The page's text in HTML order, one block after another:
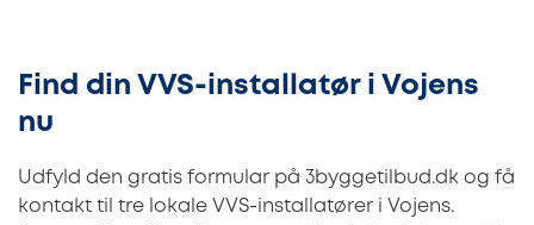
Find din VVS-installatør i Vojens
nu
Udfyld den gratis formular på 3byggetilbud.dk og få
kontakt til tre lokale VVS-installatører i Vojens.